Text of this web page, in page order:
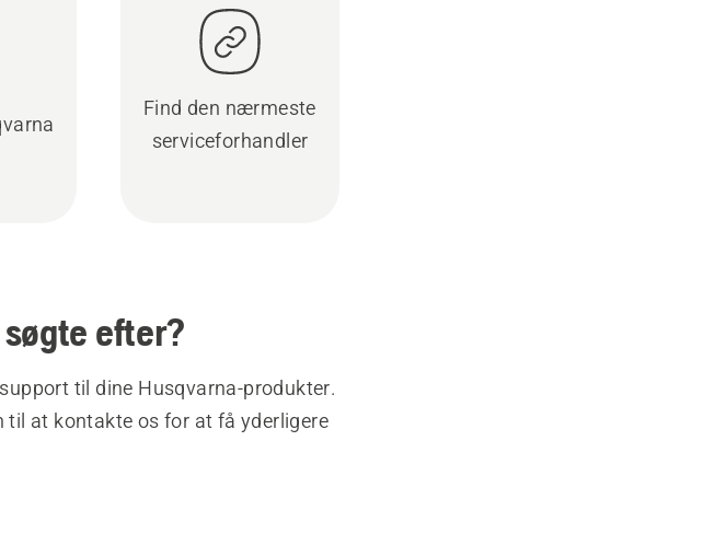
Find den nærmeste
serviceforhandler
efter?
til dine Husqvarna-produkter.
til at kontakte os for at få yderligere